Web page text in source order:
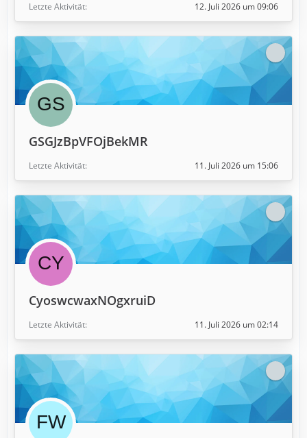
Letzte Aktivität 12. Juli 2026 um 09:06
GSGJzBpVFOjBekMR
Letzte Aktivität 11. Juli 2026 um 15:06
CyoswcwaxNOgxruiD
Letzte Aktivität 11. Juli 2026 um 02:14